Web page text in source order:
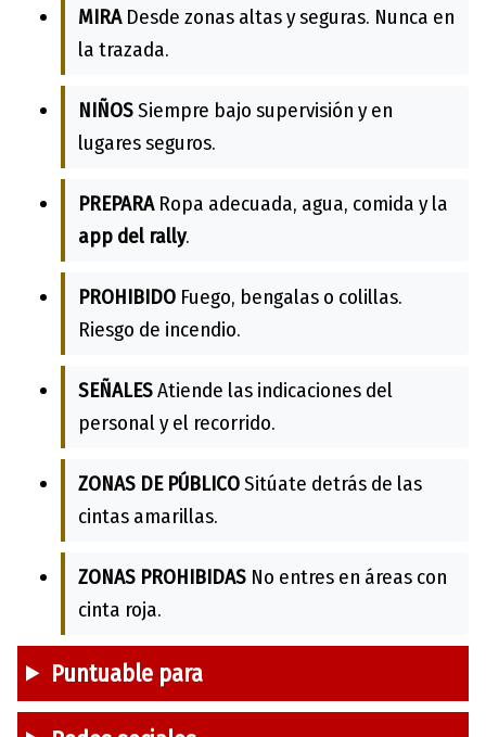
MIRADesde zonas altas y seguras. Nunca en
la trazada.
NIÑOSSiempre bajo supervisión y en
lugares seguros.
PREPARARopa adecuada, agua, comida y la
app del rally.
PROHIBIDO Fuego, bengalas o colillas.
Riesgo de incendio.
SEÑALESAtiende las indicaciones del
personal y el recorrido.
ZONAS DE PÚBLICOSitúate detrás de las
cintas amarillas.
ZONAS PROHIBIDAS No entres en áreas con
cinta roja.
Puntuable para